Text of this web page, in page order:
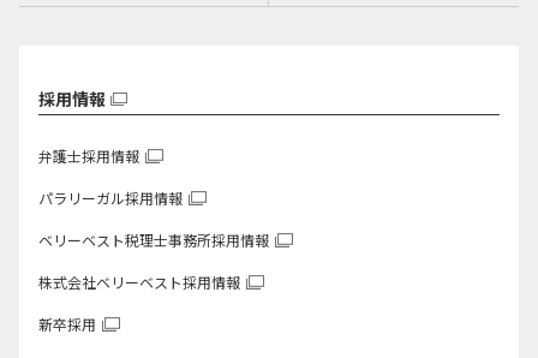
採用情報
弁護士採用情報
パラリーガル採用情報
ベリーベスト税理士事務所採用情報
株式会社ベリーベスト採用情報
新卒採用